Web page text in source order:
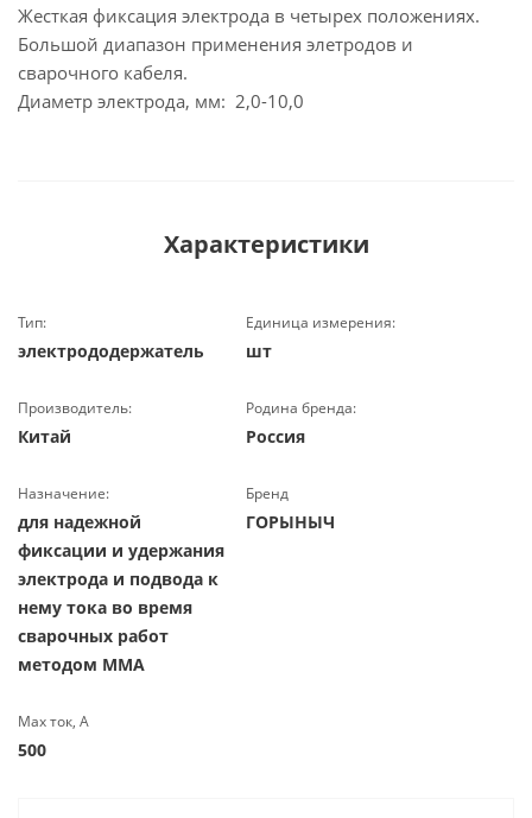
Жесткая фиксация электрода в четырех положениях.
Большой диапазон применения элетродов и
сварочного кабеля.
Диаметр электрода, мм: 2,0-10,0
Характеристики
Тип:
электрододержатель
Единица измерения:
шт
Производитель:
Китай
Родина бренда:
Россия
Назначение:
для надежной
фиксации и удержания
электрода и подвода к
нему тока во время
сварочных работ
методом MMA
Бренд
ГОРЫНЫЧ
Max ток, А
500